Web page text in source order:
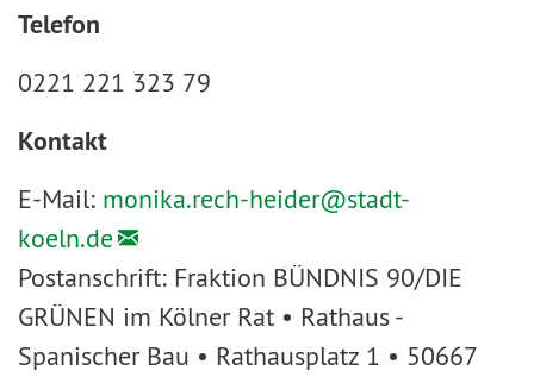
Telefon
0221 221 323 79
Kontakt
E-Mail: monika.rech-heider@stadt-
koeln.de
Postanschrift: Fraktion BÜNDNIS 90/DIE
GRÜNEN im Kölner Rat • Rathaus -
Spanischer Bau • Rathausplatz 1 • 50667